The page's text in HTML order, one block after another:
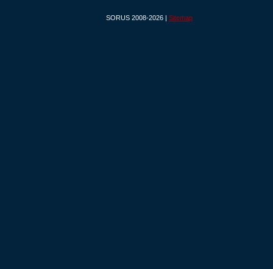
SORUS 2008-2026 | Sitemap